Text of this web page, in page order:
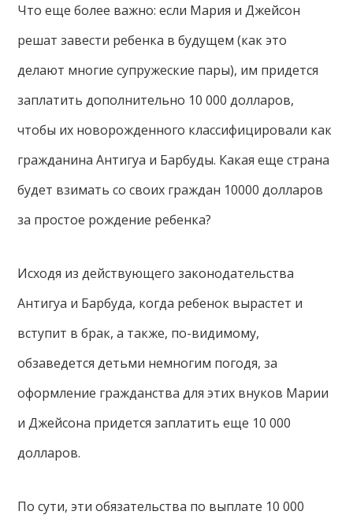
Что еще более важно: если Мария и Джейсон
решат завести ребенка в будущем (как это
делают многие супружеские пары), им придется
заплатить дополнительно 10 000 долларов,
чтобы их новорожденного классифицировали как
гражданина Антигуа и Барбуды. Какая еще страна
будет взимать со своих граждан 10000 долларов
за простое рождение ребенка?
Исходя из действующего законодательства
Антигуа и Барбуда, когда ребенок вырастет и
вступит в брак, а также, по-видимому,
обзаведется детьми немногим погодя, за
оформление гражданства для этих внуков Марии
и Джейсона придется заплатить еще 10 000
долларов.
По сути, эти обязательства по выплате 10 000